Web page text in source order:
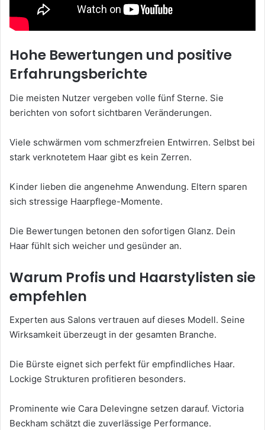
Hohe Bewertungen und positive
Erfahrungsberichte
Die meisten Nutzer vergeben volle fünf Sterne. Sie
berichten von sofort sichtbaren Veränderungen.
Viele schwärmen vom schmerzfreien Entwirren. Selbst bei
stark verknotetem Haar gibt es kein Zerren.
Kinder lieben die angenehme Anwendung. Eltern sparen
sich stressige Haarpflege-Momente.
Die Bewertungen betonen den sofortigen Glanz. Dein
Haar fühlt sich weicher und gesünder an.
Warum Profis und Haarstylisten sie
empfehlen
Experten aus Salons vertrauen auf dieses Modell. Seine
Wirksamkeit überzeugt in der gesamten Branche.
Die Bürste eignet sich perfekt für empfindliches Haar.
Lockige Strukturen profitieren besonders.
Prominente wie Cara Delevingne setzen darauf. Victoria
Beckham schätzt die zuverlässige Performance.